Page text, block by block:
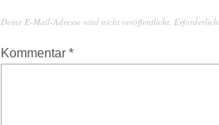
Deine E-Mail-Adresse wird nicht veröffentlicht.
Kommentar *